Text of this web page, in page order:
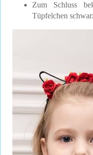
Zum Schluss
Tüpfelchen